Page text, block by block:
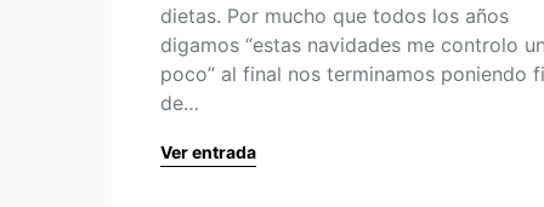
dietas. Por mucho que todos los años
digamos “estas navidades me controlo
poco” al final nos terminamos poniendo
de…
Ver entrada